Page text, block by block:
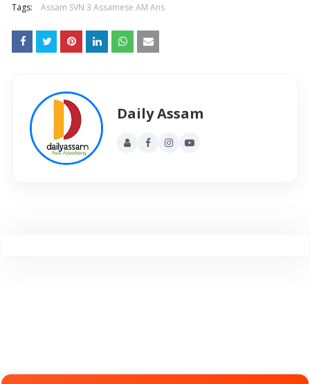
Tags: Assam SVN 3 Assamese AM Ans
Daily Assam